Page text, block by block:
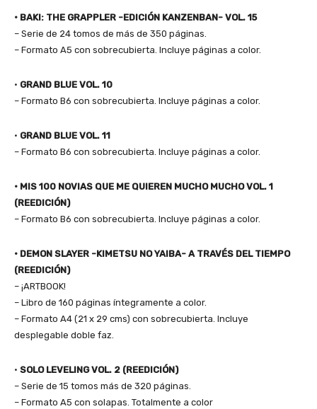
• BAKI: THE GRAPPLER -EDICIÓN KANZENBAN- VOL. 15
– Serie de 24 tomos de más de 350 páginas.
– Formato A5 con sobrecubierta. Incluye páginas a color.
• GRAND BLUE VOL. 10
– Formato B6 con sobrecubierta. Incluye páginas a color.
• GRAND BLUE VOL. 11
– Formato B6 con sobrecubierta. Incluye páginas a color.
• MIS 100 NOVIAS QUE ME QUIEREN MUCHO MUCHO VOL. 1
(REEDICIÓN)
– Formato B6 con sobrecubierta. Incluye páginas a color.
• DEMON SLAYER -KIMETSU NO YAIBA- A TRAVÉS DEL TIEMPO
(REEDICIÓN)
– ¡ARTBOOK!
– Libro de 160 páginas íntegramente a color.
– Formato A4 (21 x 29 cms) con sobrecubierta. Incluye
desplegable doble faz.
• SOLO LEVELING VOL. 2 (REEDICIÓN)
– Serie de 15 tomos más de 320 páginas.
– Formato A5 con solapas. Totalmente a color